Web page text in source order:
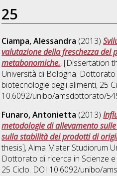
25
Ciampa, Alessandra (2013)
valutazione della freschezza del
metabonomiche., [Dissertation
Università di Bologna.
biotecnologie degli alimenti, 25
10.6092/unibo/amsdottorato/
Funaro, Antonietta (2013)
metodologie di allevamento
sulla stabilità dei prodotti di
thesis], Alma Mater Studiorum
Dottorato di ricerca in Scienze
25 Ciclo. DOI 10.6092/unibo/